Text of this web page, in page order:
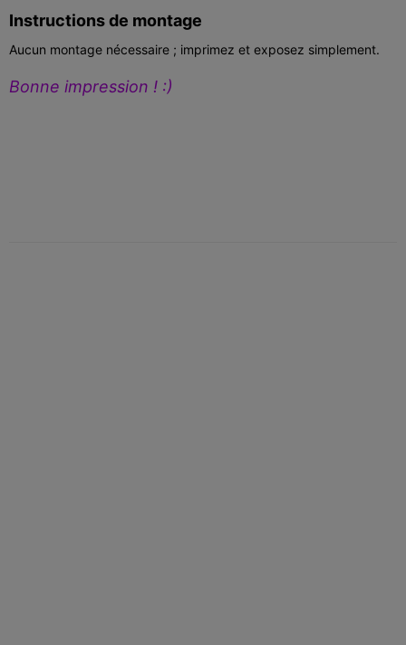
Instructions de montage
Aucun montage nécessaire ; imprimez et exposez simplement.
Bonne impression ! :)